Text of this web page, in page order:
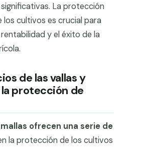
La protección
los cultivos es crucial para
y el éxito de la
de las vallas y
la protección de
ofrecen una serie de
la protección de los cultivos